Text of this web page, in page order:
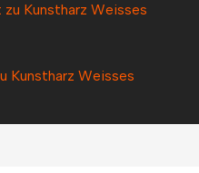
Kunstharz Weisses
Kunstharz Weisses